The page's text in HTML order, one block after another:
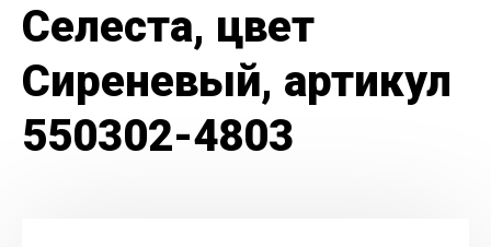
Селеста, цвет
Сиреневый, артикул
550302-4803